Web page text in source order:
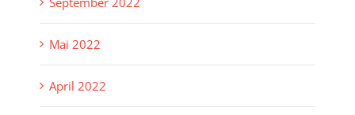
Mai 2022
April 2022